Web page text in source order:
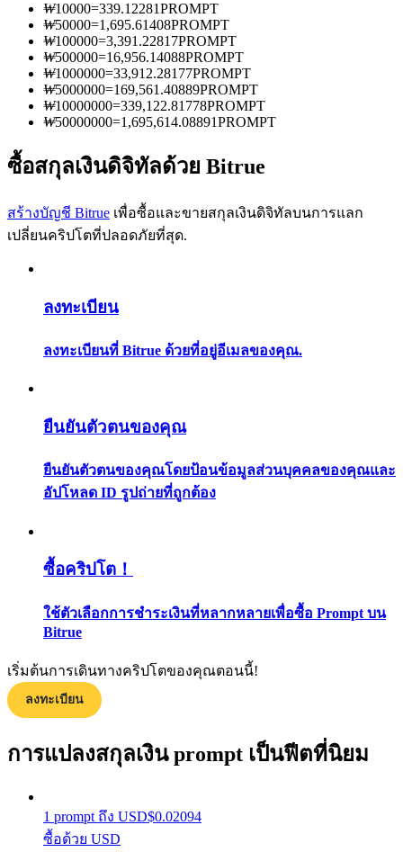
ข้อมูล
การวิเคราะห์ข้อมูลขนาดใหญ่ รวมถึงข้อมูลการค้า ฯลฯ
แนะนำ
กลยุทธ์การซื้อขาย
เรียนรู้วิธีการรักษาผลกำไร
ได้รับ
₩10000=339.12281PROMPT
₩50000=1,695.61408PROMPT
₩100000=3,391.22817PROMPT
₩500000=16,956.14088PROMPT
₩1000000=33,912.28177PROMPT
₩5000000=169,561.40889PROMPT
₩10000000=339,122.81778PROMPT
₩50000000=1,695,614.08891PROMPT
ซื้อสกุลเงินดิจิทัลด้วย Bitrue
สร้างบัญชี Bitrue เพื่อซื้อและขายสกุลเงินดิจิทัลบนการแลก
เปลี่ยนคริปโตที่ปลอดภัยที่สุด.
ลงทะเบียน
ลงทะเบียนที่ Bitrue ด้วยที่อยู่อีเมลของคุณ.
ยืนยันตัวตนของคุณ
ยืนยันตัวตนของคุณโดยป้อนข้อมูลส่วนบุคคลของคุณและ
อัปโหลด ID รูปถ่ายที่ถูกต้อง
ซื้อคริปโต！
ใช้ตัวเลือกการชำระเงินที่หลากหลายเพื่อซื้อ Prompt บน
Bitrue
เริ่มต้นการเดินทางคริปโตของคุณตอนนี้!
ลงทะเบียน
การแปลงสกุลเงิน prompt เป็นฟีตที่นิยม
1 prompt ถึง USD$0.02094
ซื้อด้วย USD